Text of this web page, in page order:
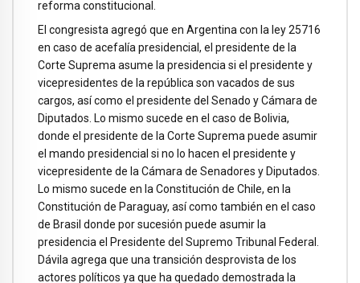
reforma constitucional.
El congresista agregó que en Argentina con la ley 25716
en caso de acefalía presidencial, el presidente de la
Corte Suprema asume la presidencia si el presidente y
vicepresidentes de la república son vacados de sus
cargos, así como el presidente del Senado y Cámara de
Diputados. Lo mismo sucede en el caso de Bolivia,
donde el presidente de la Corte Suprema puede asumir
el mando presidencial si no lo hacen el presidente y
vicepresidente de la Cámara de Senadores y Diputados.
Lo mismo sucede en la Constitución de Chile, en la
Constitución de Paraguay, así como también en el caso
de Brasil donde por sucesión puede asumir la
presidencia el Presidente del Supremo Tribunal Federal.
Dávila agrega que una transición desprovista de los
actores políticos ya que ha quedado demostrada la